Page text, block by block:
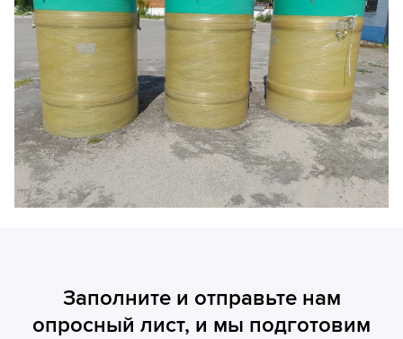
Заполните и отправьте нам
опросный лист, и мы подготовим